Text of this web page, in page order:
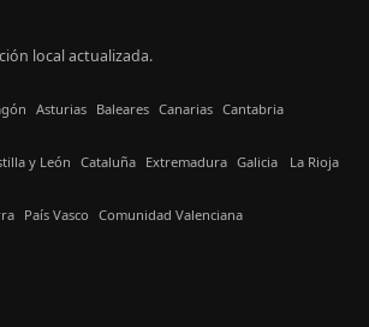
local actualizada.
Asturias Baleares Canarias Cantabria
y León Cataluña Extremadura Galicia La Rioja
País Vasco Comunidad Valenciana